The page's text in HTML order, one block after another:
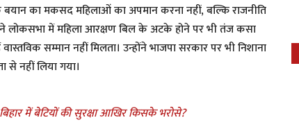
का मकसद महिलाओं का अपमान करना नहीं, बल्कि राजनीति
लोकसभा में महिला आरक्षण बिल के अटके होने पर भी तंज कसा
सम्मान नहीं मिलता। उन्होंने भाजपा सरकार पर भी निशाना
नहीं लिया गया।
में बेटियों की सुरक्षा आखिर किसके भरोसे?